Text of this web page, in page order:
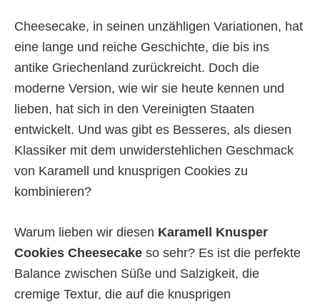
Cheesecake, in seinen unzähligen Variationen, hat
eine lange und reiche Geschichte, die bis ins
antike Griechenland zurückreicht. Doch die
moderne Version, wie wir sie heute kennen und
lieben, hat sich in den Vereinigten Staaten
entwickelt. Und was gibt es Besseres, als diesen
Klassiker mit dem unwiderstehlichen Geschmack
von Karamell und knusprigen Cookies zu
kombinieren?
Warum lieben wir diesen Karamell Knusper
Cookies Cheesecake so sehr? Es ist die perfekte
Balance zwischen Süße und Salzigkeit, die
cremige Textur, die auf die knusprigen